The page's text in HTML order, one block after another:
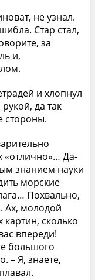
не узнал.
Стар стал,
за
и,
и хлопнул
да так
стороны.
«отлично»… Да-
знанием науки
морские
Похвально,
Ах, молодой
сколько
впереди!
большого
– Я, знаете,